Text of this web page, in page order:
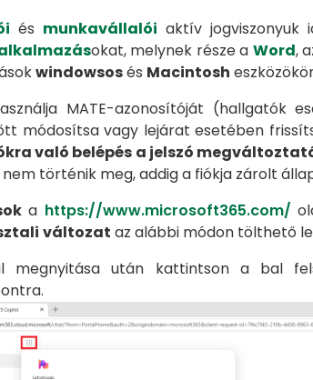
és munkavállalói aktív jogviszonyuk
okat, melynek része a Word,
windowsosés Macintosh
MATE-azonosítóját (hallgatók
módosítsa vagy lejárat esetében
való belépés a jelszó
történik meg, addig a fiókja zárolt
a https://www.microsoft365.com/
változat az alábbi módon tölthető
megnyitása után kattintson a bal